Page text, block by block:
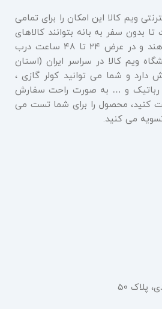
ویم کالا این امکان را برای تمامی
تا بدون سفر به بانه بتوانند کالاهای
مدنظر خود را سفارش دهند و در عرض ۲۴ تا ۴۸ ساعت درب
ویم کالا در سراسر ایران (استان
دارد و شما می توانید کولر گازی ،
رباتیک و … به صورت راحت سفارش
کنید، محصول را برای شما تست می
می کنید.
پلاک 50​